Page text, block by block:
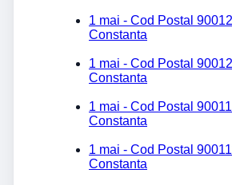
1 mai - Cod Postal
Constanta
1 mai - Cod Postal
Constanta
1 mai - Cod Postal
Constanta
1 mai - Cod Postal
Constanta